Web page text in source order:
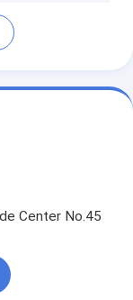
Center No.45